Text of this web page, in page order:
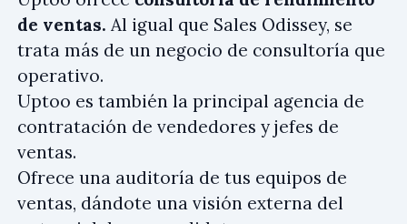
de ventas. Al igual que Sales Odissey, se
trata más de un negocio de consultoría que
operativo.
Uptoo es también la principal agencia de
contratación de vendedores y jefes de
ventas.
Ofrece una auditoría de tus equipos de
ventas, dándote una visión externa del